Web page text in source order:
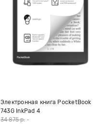
Электронная книга PocketBook
743G InkPad 4
34 875 р. -